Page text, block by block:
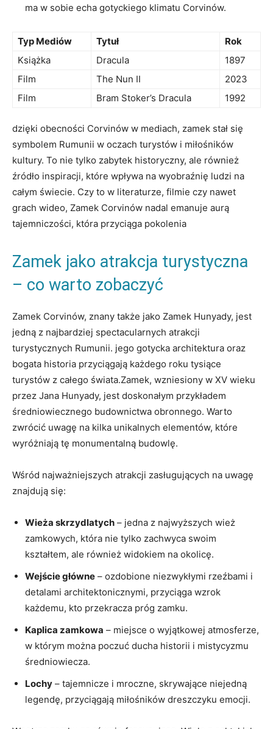
ma w sobie echa gotyckiego klimatu Corvinów.
Typ Mediów Tytuł
Rok
Książka
Dracula
1897
Film
The Nun II
2023
Film
Bram Stoker’s Dracula 1992
dzięki obecności Corvinów w mediach, zamek stał się
symbolem Rumunii w oczach turystów i miłośników
kultury. To nie tylko zabytek historyczny, ale również
źródło inspiracji, które wpływa na wyobraźnię ludzi na
całym świecie. Czy to w literaturze, filmie czy nawet
grach wideo, Zamek Corvinów nadal emanuje aurą
tajemniczości, która przyciąga pokolenia
Zamek jako atrakcja turystyczna
– co warto zobaczyć
Zamek Corvinów, znany także jako Zamek Hunyady, jest
jedną z najbardziej spectacularnych atrakcji
turystycznych Rumunii. jego gotycka architektura oraz
bogata historia przyciągają każdego roku tysiące
turystów z całego świata.Zamek, wzniesiony w XV wieku
przez Jana Hunyady, jest doskonałym przykładem
średniowiecznego budownictwa obronnego. Warto
zwrócić uwagę na kilka unikalnych elementów, które
wyróżniają tę monumentalną budowlę.
Wśród najważniejszych atrakcji zasługujących na uwagę
znajdują się:
Wieża skrzydlatych – jedna z najwyższych wież
zamkowych, która nie tylko zachwyca swoim
kształtem, ale również widokiem na okolicę.
Wejście główne – ozdobione niezwykłymi rzeźbami i
detalami architektonicznymi, przyciąga wzrok
każdemu, kto przekracza próg zamku.
Kaplica zamkowa – miejsce o wyjątkowej atmosferze,
w którym można poczuć ducha historii i mistycyzmu
średniowiecza.
Lochy – tajemnicze i mroczne, skrywające niejedną
legendę, przyciągają miłośników dreszczyku emocji.